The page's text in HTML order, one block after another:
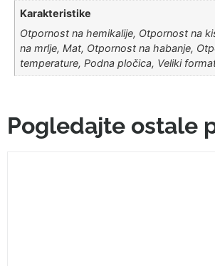
Karakteristike
Otpornost na hemikalije, Otpornost na
na mrlje, Mat, Otpornost na habanje,
temperature, Podna pločica, Veliki
Pogledajte ostale